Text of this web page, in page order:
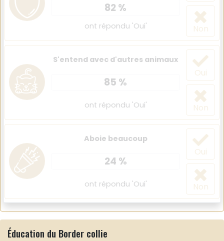
82 %
ont répondu 'Oui' Non
S'entend avec d'autres animaux
85 %
ont répondu 'Oui'
Oui
Non
Aboie beaucoup
24 %
ont répondu 'Oui'
Oui
Non
Éducation du Border collie